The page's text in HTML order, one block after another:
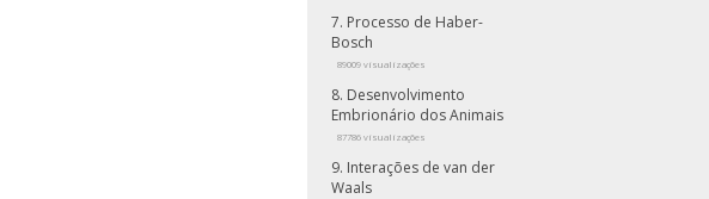
Processo de Haber-
Bosch
89009 visualizações
Desenvolvimento
Embrionário dos Animais
87786 visualizações
Interações de van der
Waals